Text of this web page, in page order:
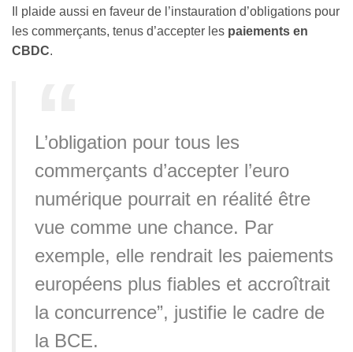
Il plaide aussi en faveur de l’instauration d’obligations pour
les commerçants, tenus d’accepter les paiements en
CBDC.
L’obligation pour tous les
commerçants d’accepter l’euro
numérique pourrait en réalité être
vue comme une chance. Par
exemple, elle rendrait les paiements
européens plus fiables et accroîtrait
la concurrence”, justifie le cadre de
la BCE.